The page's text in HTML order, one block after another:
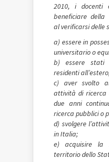
2010, i docenti
beneficiare della
al verificarsi delle
a) essere in
universitario o
b) essere stati
residenti
c) aver svolto
attività di ricerca
due anni
ricerca pubblici o
d) svolgere
in Italia;
e) acquisire la
territorio dello